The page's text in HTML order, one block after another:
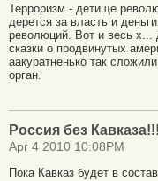
Терроризм - детище
дерется за власть и
революций. Вот и весь х...
сказки о продвинутых
аакуратненько так
орган.
Россия без Кавказа!!!
Apr 4 2010 10:08PM
Пока Кавказ будет в